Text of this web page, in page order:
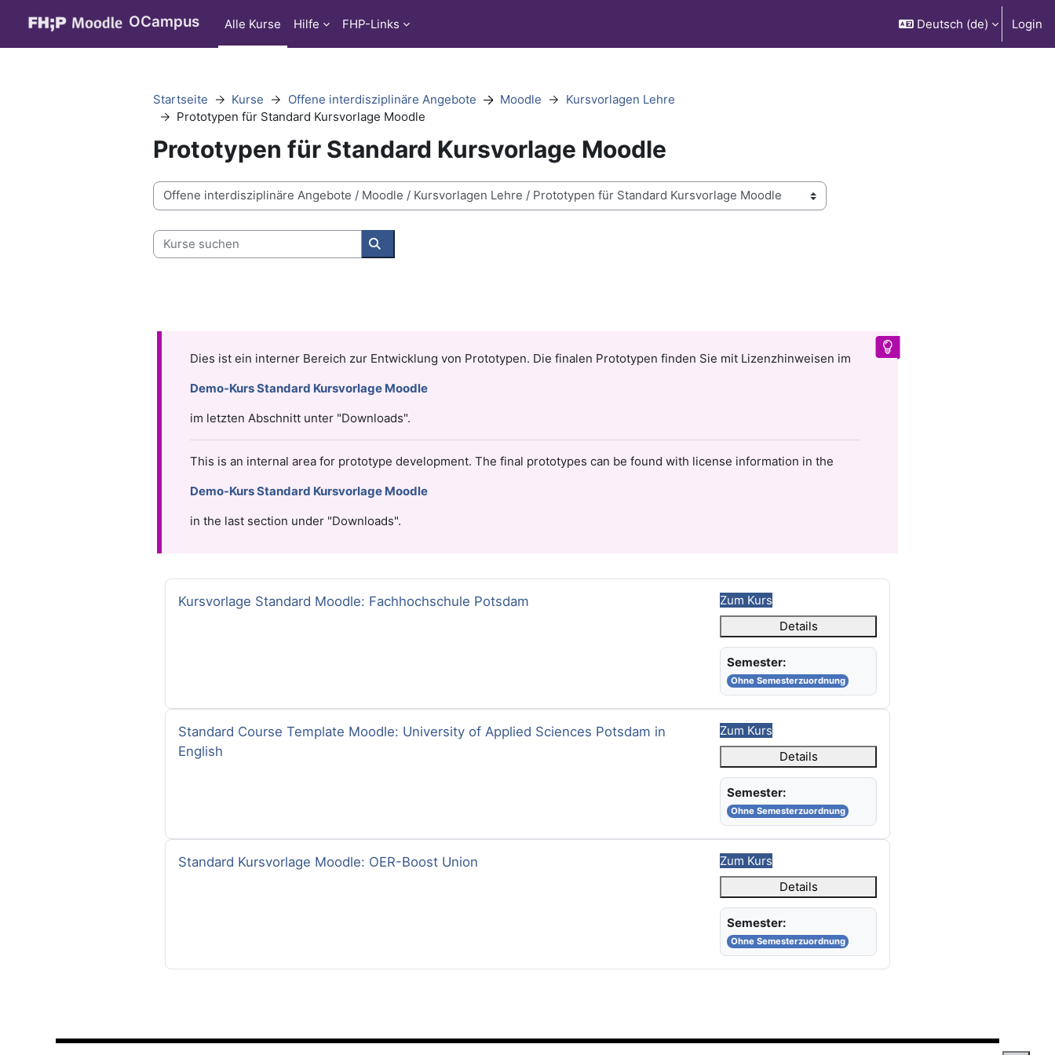
OCampus Alle Kurse Hilfe FHP-Links Deutsch ‎(de)‎ Login
Startseite Kurse Offene interdisziplinäre Angebote Moodle
Kursvorlagen Lehre
Prototypen für Standard Kursvorlage Moodle
Prototypen für Standard Kursvorlage Moodle
Kursbereiche
Kurse suchen
Kurse suchen
Dies ist ein interner Bereich zur Entwicklung von Prototypen. Die finalen Prototypen finden Sie mit Lizenzhinweisen im
Demo-Kurs Standard Kursvorlage Moodle
im letzten Abschnitt unter "Downloads".
This is an internal area for prototype development. The final prototypes can be found with license information in the
Demo-Kurs Standard Kursvorlage Moodle
in the last section under "Downloads".
Kursname
Kursvorlage Standard Moodle: Fachhochschule Potsdam
Zum Kurs
Details
Semester:
Ohne Semesterzuordnung
Kursname
Standard Course Template Moodle: University of Applied Sciences Potsdam in
English
Zum Kurs
Details
Semester:
Ohne Semesterzuordnung
Kursname
Standard Kursvorlage Moodle: OER-Boost Union
Zum Kurs
Details
Semester:
Ohne Semesterzuordnung